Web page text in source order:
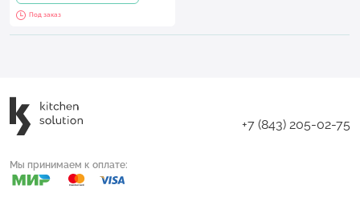
Под заказ
+7 (843) 205-02-75
Мы принимаем к оплате: